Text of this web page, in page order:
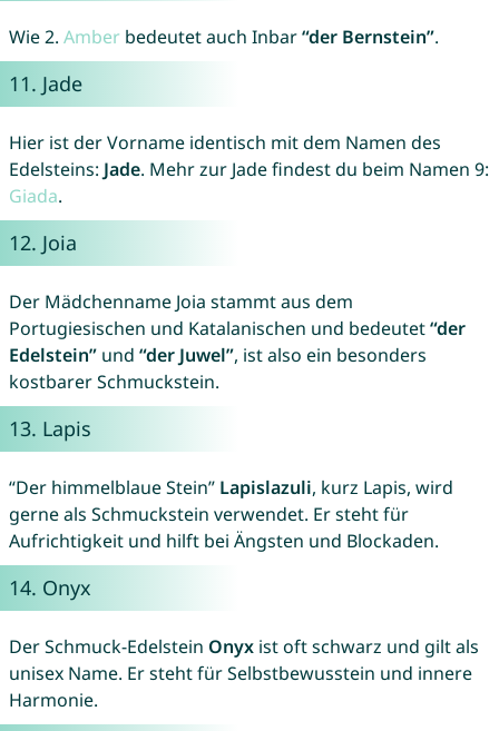
Wie 2. Amberbedeutet auch Inbar“der Bernstein”.
11. Jade
Hier ist der Vorname identisch mit dem Namen des
Edelsteins: Jade. Mehr zur Jade findest du beim Namen 9:
Giada.
12. Joia
Der Mädchenname Joia stammt aus dem
Portugiesischen und Katalanischen und bedeutet“der
Edelstein”und “der Juwel”, ist also ein besonders
kostbarer Schmuckstein.
13. Lapis
“Der himmelblaue Stein” Lapislazuli, kurz Lapis, wird
gerne als Schmuckstein verwendet. Er steht für
Aufrichtigkeit und hilft bei Ängsten und Blockaden.
14. Onyx
Der Schmuck-Edelstein Onyxist oft schwarz und gilt als
unisex Name. Er steht für Selbstbewusstein und innere
Harmonie.